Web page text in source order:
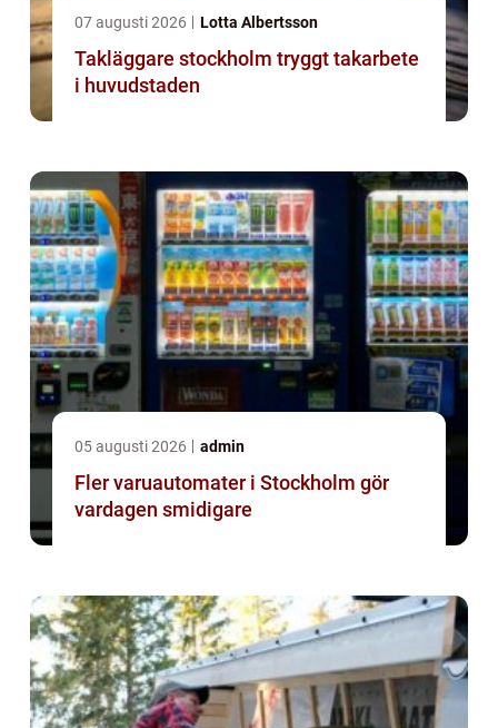
07 augusti 2026 Lotta Albertsson
Takläggare stockholm tryggt takarbete
i huvudstaden
05 augusti 2026 admin
Fler varuautomater i Stockholm gör
vardagen smidigare